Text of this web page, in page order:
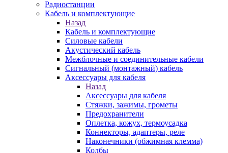
Радиостанции
Кабель и комплектующие
Назад
Кабель и комплектующие
Силовые кабели
Акустический кабель
Межблочные и соединительные кабели
Сигнальный (монтажный) кабель
Аксессуары для кабеля
Назад
Аксессуары для кабеля
Стяжки, зажимы, грометы
Предохранители
Оплетка, кожух, термоусадка
Коннекторы, адаптеры, реле
Наконечники (обжимная клемма)
Колбы